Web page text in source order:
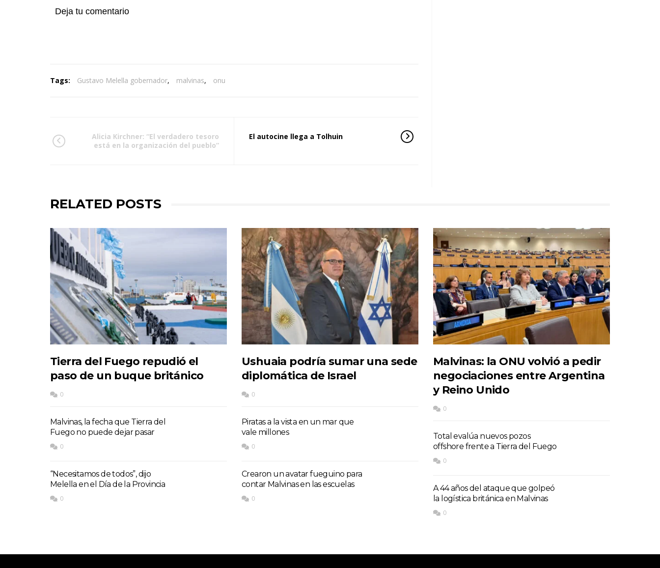
Deja tu comentario
Tags: Gustavo Melella gobernador, malvinas, onu
Alicia Kirchner: “El verdadero tesoro
está en la organización del pueblo”
El autocine llega a Tolhuin
RELATED POSTS
Tierra del Fuego repudió el
paso de un buque británico
0
Malvinas, la fecha que Tierra del
Fuego no puede dejar pasar
0
“Necesitamos de todos”, dijo
Melella en el Día de la Provincia
0
Ushuaia podría sumar una sede
diplomática de Israel
0
Piratas a la vista en un mar que
vale millones
0
Crearon un avatar fueguino para
contar Malvinas en las escuelas
0
Malvinas: la ONU volvió a pedir
negociaciones entre Argentina
y Reino Unido
0
Total evalúa nuevos pozos
offshore frente a Tierra del Fuego
0
A 44 años del ataque que golpeó
la logística británica en Malvinas
0